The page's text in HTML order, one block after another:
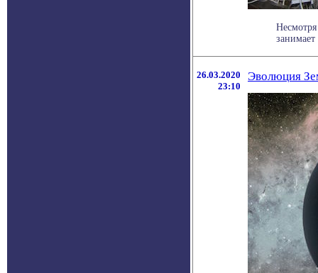
26.03.2020
23:10
Эволюция